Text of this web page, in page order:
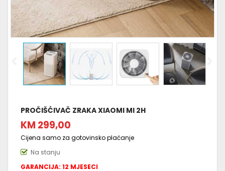
PROČIŠĆIVAČ ZRAKA XIAOMI MI 2H
KM 299,00
Cijena samo za gotovinsko plaćanje
Na stanju
GARANCIJA: 12 MJESECI